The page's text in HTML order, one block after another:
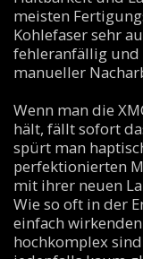
meisten
Kohlefaser sehr
fehleranfällig und
manueller
Wenn man die
hält, fällt sofort
spürt man
perfektionierten
mit ihrer neuen
Wie so oft in der
einfach
hochkomplex